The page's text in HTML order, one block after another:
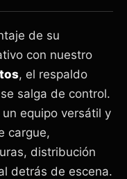
de su
con nuestro
, el respaldo
salga de control.
equipo versátil y
cargue,
distribución
detrás de escena.